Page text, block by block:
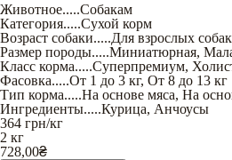
Животное.....Собакам
Категория.....Сухой корм
Возраст собаки.....Для взрослых собак
Размер породы.....Миниатюрная,
Класс корма.....Суперпремиум,
Фасовка.....От 1 до 3 кг, От 8 до 13 кг
Тип корма.....На основе мяса, На
Ингредиенты.....Курица, Анчоусы
364 грн/кг
2 кг
728,00₴